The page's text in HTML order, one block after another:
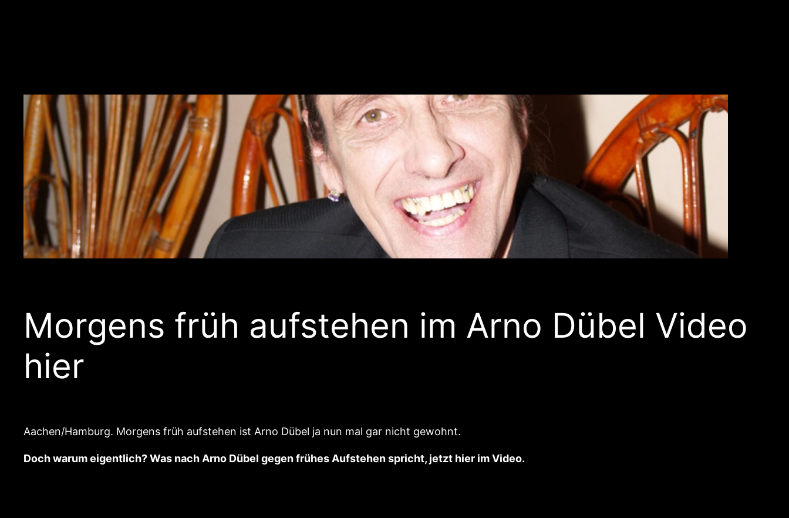
Morgens früh aufstehen im Arno Dübel Video
hier
Aachen/Hamburg. Morgens früh aufstehen ist Arno Dübel ja nun mal gar nicht gewohnt.
Doch warum eigentlich? Was nach Arno Dübel gegen frühes Aufstehen spricht, jetzt hier im Video.